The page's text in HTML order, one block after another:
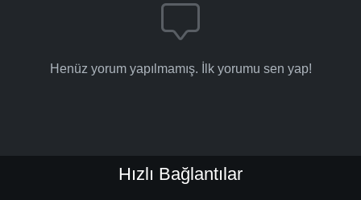
Henüz yorum yapılmamış. İlk yorumu sen yap!
Hızlı Bağlantılar